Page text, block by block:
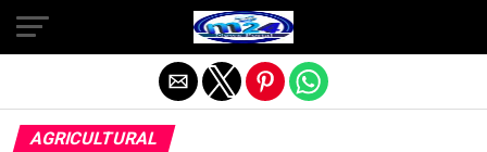
AGRICULTURAL
Exit mobile version